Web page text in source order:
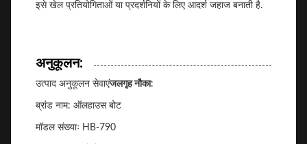
इसे खेल प्रतियोगिताओं या प्रदर्शनियों के लिए आदर्श जहाज बनाती है.
अनुकूलन:
उत्पाद अनुकूलन सेवाएंजलगृह नौका:
ब्रांड नाम: ऑलहाउस बोट
मॉडल संख्याः HB-790